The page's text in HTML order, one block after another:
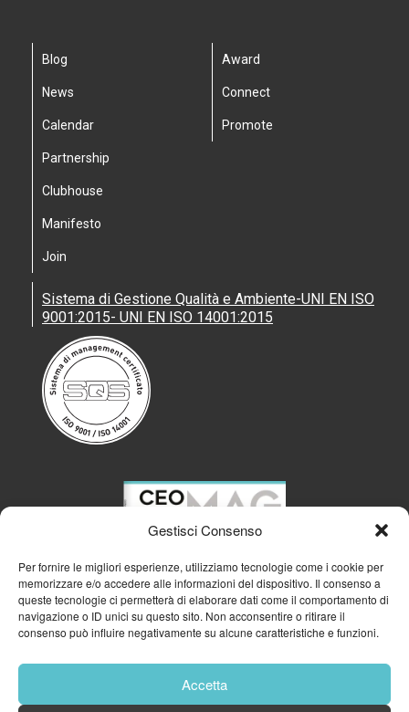
Gestisci Consenso
Per fornire le migliori esperienze, utilizziamo tecnologie come i cookie per
memorizzare e/o accedere alle informazioni del dispositivo. Il consenso a
queste tecnologie ci permetterà di elaborare dati come il comportamento di
navigazione o ID unici su questo sito. Non acconsentire o ritirare il
consenso può influire negativamente su alcune caratteristiche e funzioni.
Accetta
Blog
News
Calendar
Partnership
Clubhouse
Manifesto
Join
Award
Connect
Promote
Sistema di Gestione Qualità e Ambiente-UNI EN ISO
9001:2015- UNI EN ISO 14001:2015